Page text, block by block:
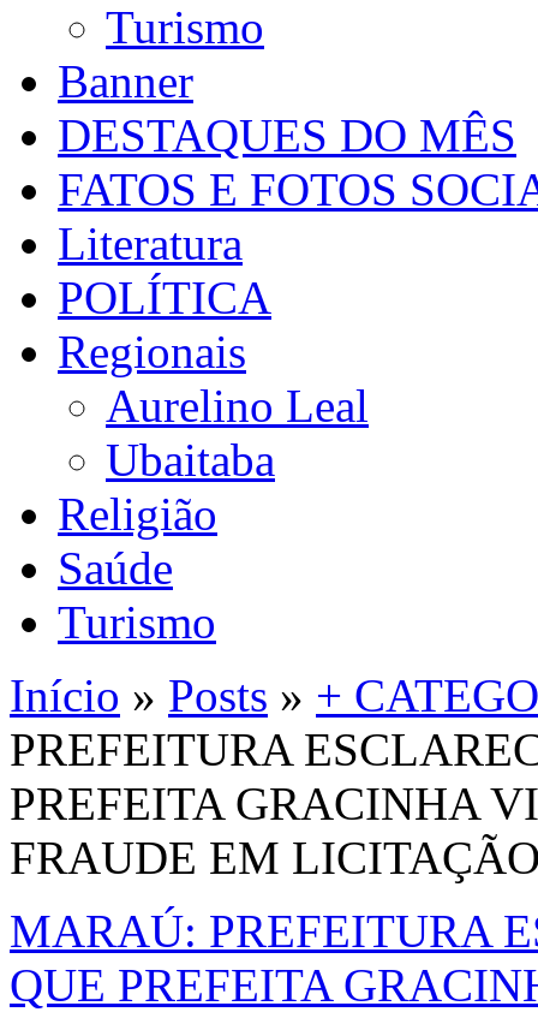
Turismo
Banner
DESTAQUES DO MÊS
FATOS E FOTOS
Literatura
POLÍTICA
Regionais
Aurelino Leal
Ubaitaba
Religião
Saúde
Turismo
Início » Posts » +
PREFEITURA
PREFEITA GRACINHA
FRAUDE EM
MARAÚ: PREFEITURA
QUE PREFEITA